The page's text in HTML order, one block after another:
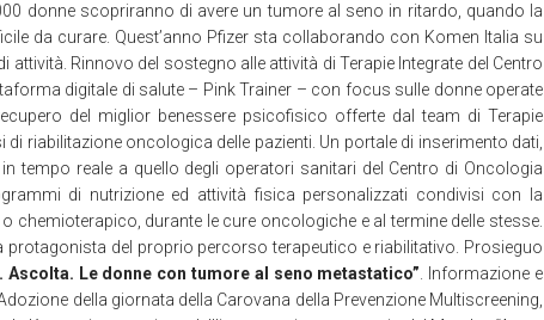
donne scopriranno di avere un tumore al seno in ritardo, quando la
da curare. Quest’anno Pfizer sta collaborando con Komen Italia su
Rinnovo del sostegno alle attività di Terapie Integrate del Centro
digitale di salute – Pink Trainer – con focus sulle donne operate
del miglior benessere psicofisico offerte dal team di Terapie
riabilitazione oncologica delle pazienti. Un portale di inserimento dati,
tempo reale a quello degli operatori sanitari del Centro di Oncologia
di nutrizione ed attività fisica personalizzati condivisi con la
chemioterapico, durante le cure oncologiche e al termine delle stesse.
protagonista del proprio percorso terapeutico e riabilitativo. Prosieguo
Ascolta. Le donne con tumore al seno metastatico” . Informazione e
della giornata della Carovana della Prevenzione Multiscreening,